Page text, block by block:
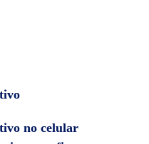
no celular